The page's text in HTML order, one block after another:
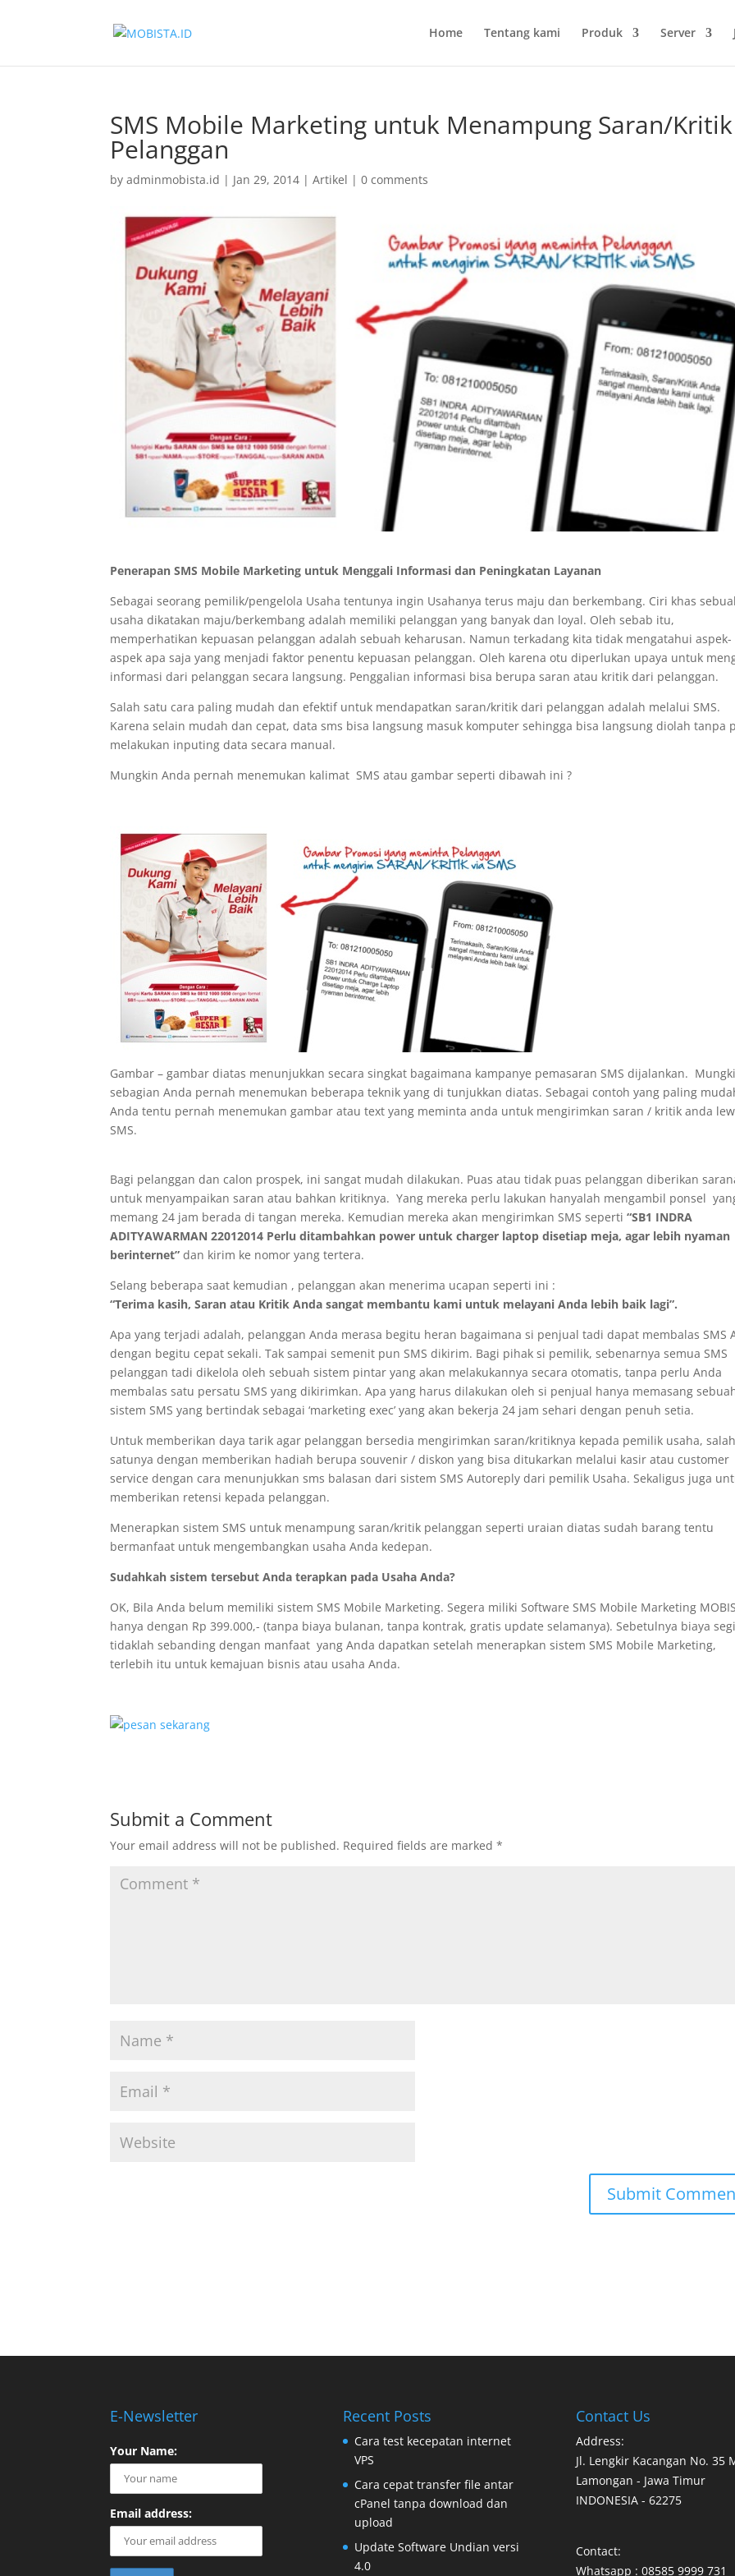
Home Tentang kami Produk Server
SMS Mobile Marketing untuk Menampung Saran/Kritik
Pelanggan
byadminmobista.id | Jan 29, 2014 |Artikel |0 comments
Penerapan SMS Mobile Marketing untuk Menggali Informasi dan Peningkatan Layanan
Sebagai seorang pemilik/pengelola Usaha tentunya ingin Usahanya terus maju dan berkembang. Ciri khas
usaha dikatakan maju/berkembang adalah memiliki pelanggan yang banyak dan loyal. Oleh sebab itu,
memperhatikan kepuasan pelanggan adalah sebuah keharusan. Namun terkadang kita tidak mengatahui aspek-
aspek apa saja yang menjadi faktor penentu kepuasan pelanggan. Oleh karena otu diperlukan upaya untuk
informasi dari pelanggan secara langsung. Penggalian informasi bisa berupa saran atau kritik dari pelanggan.
Salah satu cara paling mudah dan efektif untuk mendapatkan saran/kritik dari pelanggan adalah melalui SMS.
Karena selain mudah dan cepat, data sms bisa langsung masuk komputer sehingga bisa langsung diolah tanpa
melakukan inputing data secara manual.
Mungkin Anda pernah menemukan kalimat SMS atau gambar seperti dibawah ini ?
Gambar – gambar diatas menunjukkan secara singkat bagaimana kampanye pemasaran SMS dijalankan.
sebagian Anda pernah menemukan beberapa teknik yang di tunjukkan diatas. Sebagai contoh yang paling
Anda tentu pernah menemukan gambar atau text yang meminta anda untuk mengirimkan saran / kritik anda
SMS.
Bagi pelanggan dan calon prospek, ini sangat mudah dilakukan. Puas atau tidak puas pelanggan diberikan
untuk menyampaikan saran atau bahkan kritiknya. Yang mereka perlu lakukan hanyalah mengambil ponsel
memang 24 jam berada di tangan mereka. Kemudian mereka akan mengirimkan SMS seperti“SB1 INDRA
ADITYAWARMAN 22012014 Perlu ditambahkan power untuk charger laptop disetiap meja, agar lebih nyaman
berinternet” dan kirim ke nomor yang tertera.
Selang beberapa saat kemudian , pelanggan akan menerima ucapan seperti ini :
“Terima kasih, Saran atau Kritik Anda sangat membantu kami untuk melayani Anda lebih baik lagi”.
Apa yang terjadi adalah, pelanggan Anda merasa begitu heran bagaimana si penjual tadi dapat membalas SMS
dengan begitu cepat sekali. Tak sampai semenit pun SMS dikirim. Bagi pihak si pemilik, sebenarnya semua SMS
pelanggan tadi dikelola oleh sebuah sistem pintar yang akan melakukannya secara otomatis, tanpa perlu Anda
membalas satu persatu SMS yang dikirimkan. Apa yang harus dilakukan oleh si penjual hanya memasang
sistem SMS yang bertindak sebagai ‘marketing exec’ yang akan bekerja 24 jam sehari dengan penuh setia.
Untuk memberikan daya tarik agar pelanggan bersedia mengirimkan saran/kritiknya kepada pemilik usaha, salah
satunya dengan memberikan hadiah berupa souvenir / diskon yang bisa ditukarkan melalui kasir atau customer
service dengan cara menunjukkan sms balasan dari sistem SMS Autoreply dari pemilik Usaha. Sekaligus juga
memberikan retensi kepada pelanggan.
Menerapkan sistem SMS untuk menampung saran/kritik pelanggan seperti uraian diatas sudah barang tentu
bermanfaat untuk mengembangkan usaha Anda kedepan.
Sudahkah sistem tersebut Anda terapkan pada Usaha Anda?
OK, Bila Anda belum memiliki sistem SMS Mobile Marketing. Segera miliki Software SMS Mobile Marketing
hanya dengan Rp 399.000,- (tanpa biaya bulanan, tanpa kontrak, gratis update selamanya). Sebetulnya biaya
tidaklah sebanding dengan manfaat yang Anda dapatkan setelah menerapkan sistem SMS Mobile Marketing,
terlebih itu untuk kemajuan bisnis atau usaha Anda.
Submit a Comment
Your email address will not be published. Required fields are marked*
E-Newsletter
Your Name:
Email address:
Recent Posts
Cara test kecepatan internet
VPS
Cara cepat transfer file antar
cPanel tanpa download dan
upload
Update Software Undian versi
4.0
Contact Us
Address:
Jl. Lengkir Kacangan No. 35
Lamongan - Jawa Timur
INDONESIA - 62275
Contact:
Whatsapp : 08585 9999 731